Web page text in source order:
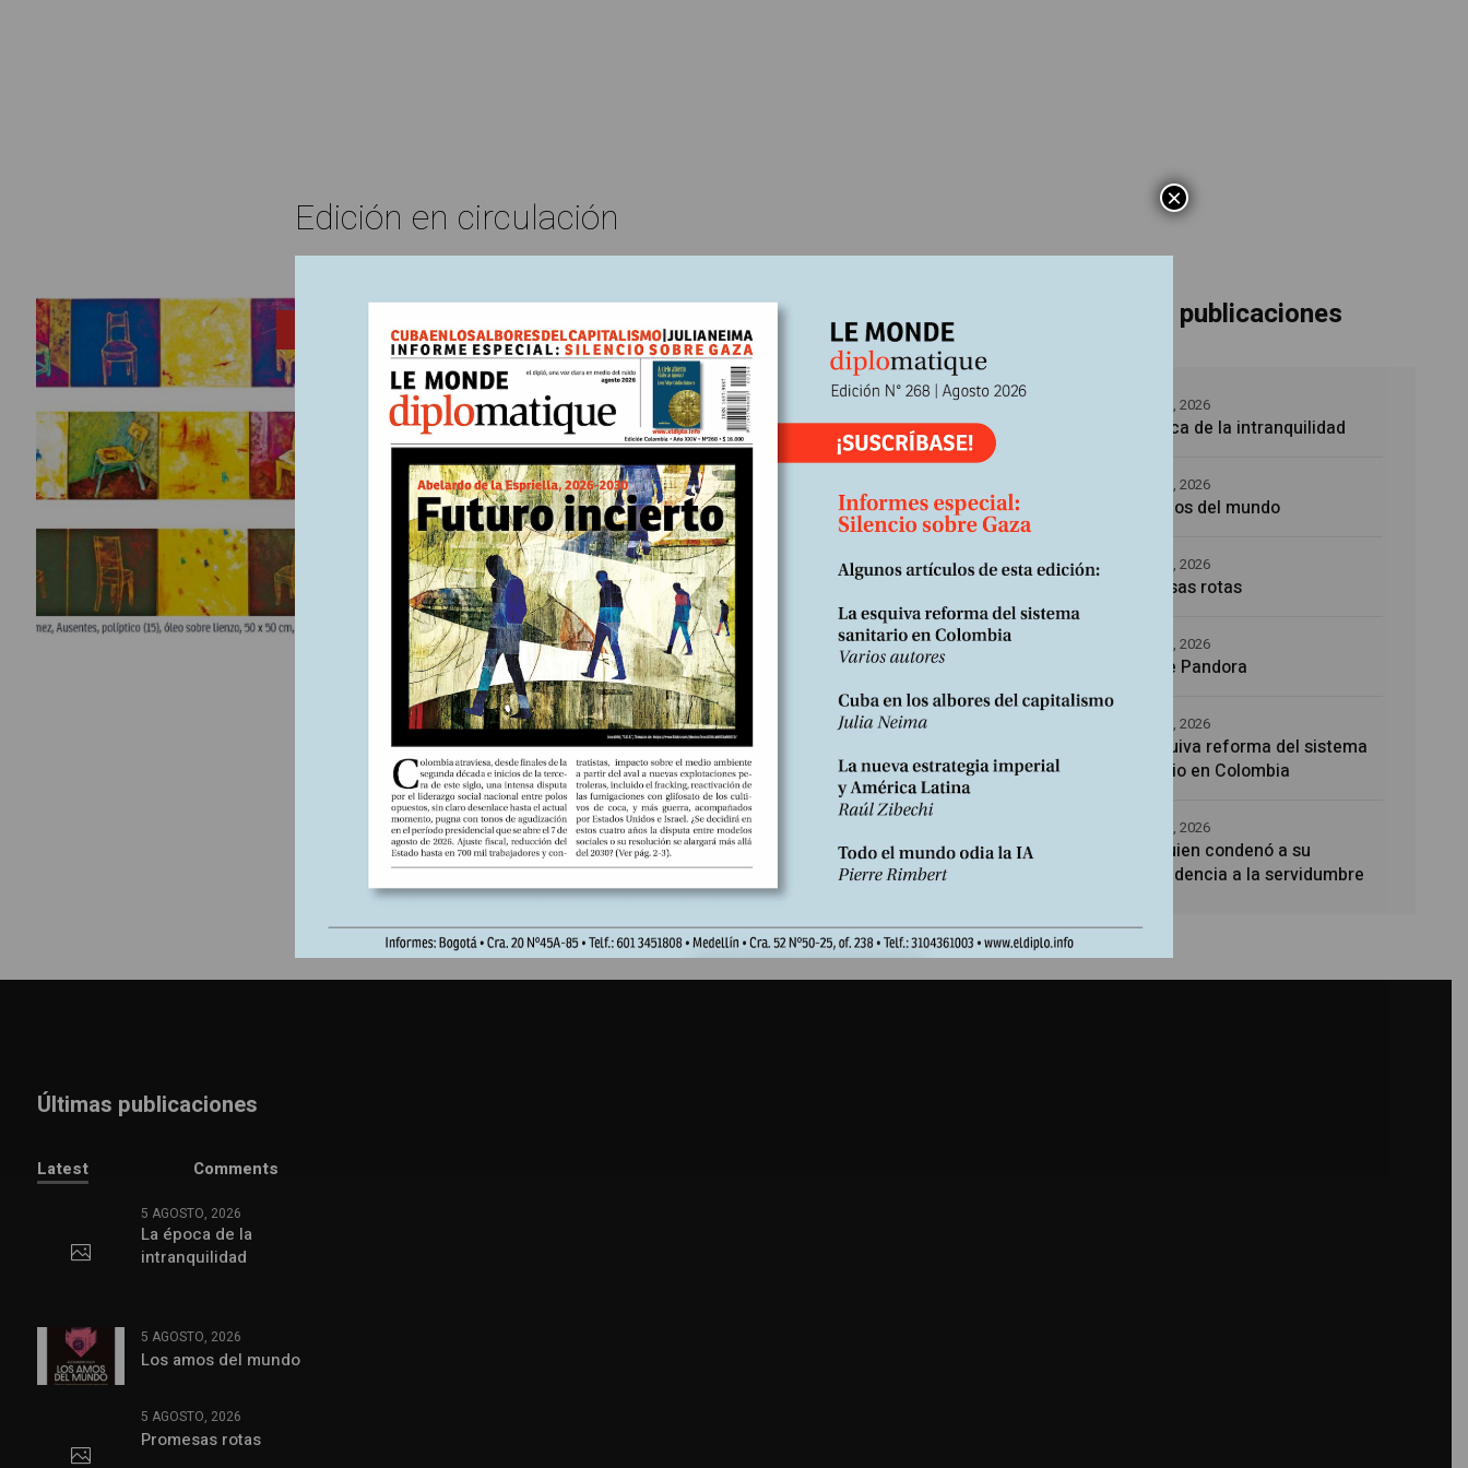
5 noviembre, 2024 Escrito por: Rick Fantasia* Edición N°249
La clase obrera busca candidato
A lo largo de su presidencia, Joseph Biden llevó adelante una importante política
laborista que fortaleció a los sindicatos y les devolvió derechos a los trabajadores.
Por el contrario, el discurso obrerista de Trump es mera retórica, como lo confirman
sus años de gestión y su confesada postura anti huelguista. Suscríbase
https://libreria.desdeabajo.info/index.php?
route=product/product&product_id=180&search=suscri
Últimas publicaciones
La época de la intranquilidad
5 agosto, 2026
Los amos del mundo
5 agosto, 2026
Promesas rotas
5 agosto, 2026
Caja de Pandora
4 agosto, 2026
La esquiva reforma del sistema
sanitario en Colombia
4 agosto, 2026
Noé, quien condenó a su
descendencia a la servidumbre
4 agosto, 2026
Últimas publicaciones
Latest Comments
5 AGOSTO, 2026
La época de la
intranquilidad
5 AGOSTO, 2026
Los amos del mundo
5 AGOSTO, 2026
Promesas rotas
Edición en circulación ×